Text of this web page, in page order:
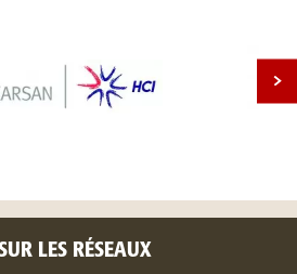
LES RÉSEAUX